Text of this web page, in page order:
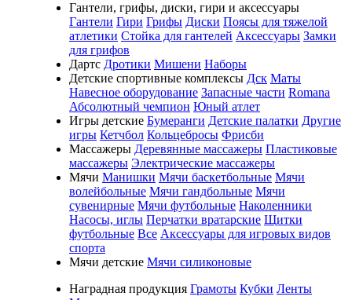
Гантели, грифы, диски, гири и аксессуары
Гантели Гири Грифы Диски Поясы для тяжелой
атлетики Стойка для гантелей Аксессуары Замки
для грифов
Дартс Дротики Мишени Наборы
Детские спортивные комплексы Дск Маты
Навесное оборудование Запасные части Romana
Абсолютный чемпион Юный атлет
Игры детские Бумеранги Детские палатки Другие
игры Кетчбол Кольцебросы Фрисби
Массажеры Деревянные массажеры Пластиковые
массажеры Электрические массажеры
Мячи Манишки Мячи баскетбольные Мячи
волейбольные Мячи гандбольные Мячи
сувенирные Мячи футбольные Наколенники
Насосы, иглы Перчатки вратарские Щитки
футбольные Все Аксессуары для игровых видов
спорта
Мячи детские Мячи силиконовые
Наградная продукция Грамоты Кубки Ленты